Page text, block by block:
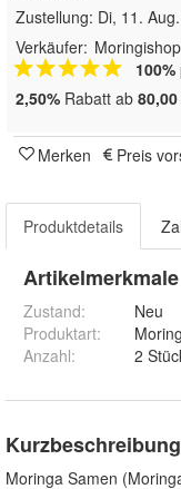
Zustellung: Di, 11.
Verkäufer: Moringishop
2,50% Rabatt ab
Merken Preis
Produktdetails
Artikelmerkmale
Zustand:
Neu
Produktart:
Anzahl:
Kurzbeschreibung
Moringa Samen